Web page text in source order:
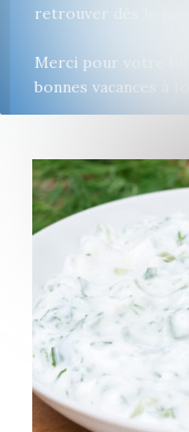
retrouver dès le
Merci pour votre
bonnes vacances à